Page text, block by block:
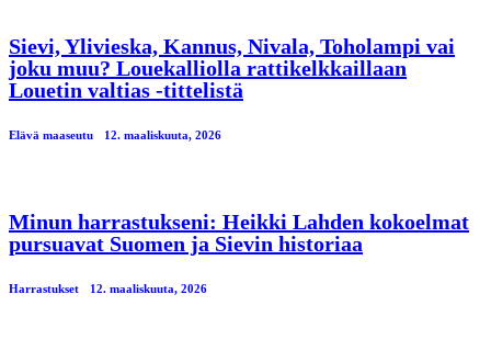
Sievi, Ylivieska, Kannus, Nivala, Toholampi vai
joku muu? Louekalliolla rattikelkkaillaan
Louetin valtias -tittelistä
Elävä maaseutu 12. maaliskuuta, 2026
Minun harrastukseni: Heikki Lahden kokoelmat
pursuavat Suomen ja Sievin historiaa
Harrastukset 12. maaliskuuta, 2026